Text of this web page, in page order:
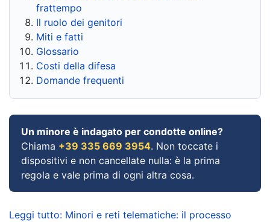
frattempo
Il ruolo dei genitori
Miti e fatti
Glossario
Costi della difesa
Domande frequenti
Un minore è indagato per condotte online?
Chiama +39 335 669 3954. Non toccate i
dispositivi e non cancellate nulla: è la prima
regola e vale prima di ogni altra cosa.
Leggi tutto: Minori e reti telematiche: il processo